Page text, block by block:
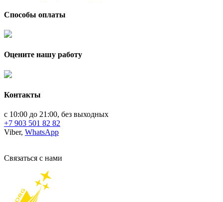
Способы оплаты
Оцените нашу работу
Контакты
с 10:00 до 21:00, без выходных
+7 903 501 82 82
Viber, WhatsApp
Связаться с нами